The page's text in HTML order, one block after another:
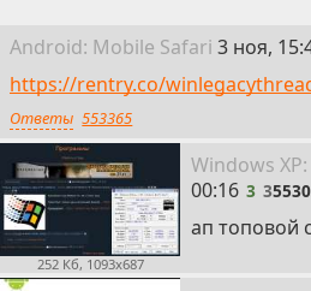
Android: Mobile Safari 2
3 ноя,
https://rentry.co/
Ответы 553365
252 Кб, 1093x687
Windows
00:16 3 3
ап топовой